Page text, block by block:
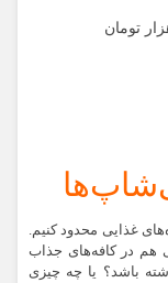
غذایی محدود کنیم.
هم در کافه‌های جذاب
باشد؟ یا چه چیزی